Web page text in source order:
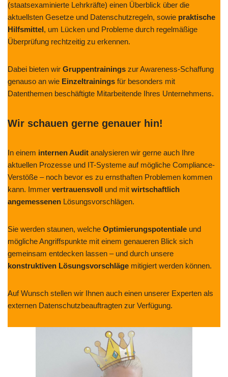
(staatsexaminierte Lehrkräfte) einen Überblick über die
aktuellsten Gesetze und Datenschutzregeln, sowie praktische
Hilfsmittel, um Lücken und Probleme durch regelmäßige
Überprüfung rechtzeitig zu erkennen.
Dabei bieten wir Gruppentrainings zur Awareness-Schaffung
genauso an wie Einzeltrainings für besonders mit
Datenthemen beschäftigte Mitarbeitende Ihres Unternehmens.
Wir schauen gerne genauer hin!
In einem internen Audit analysieren wir gerne auch Ihre
aktuellen Prozesse und IT-Systeme auf mögliche Compliance-
Verstöße – noch bevor es zu ernsthaften Problemen kommen
kann. Immer vertrauensvoll und mit wirtschaftlich
angemessenen Lösungsvorschlägen.
Sie werden staunen, welche Optimierungspotentiale und
mögliche Angriffspunkte mit einem genaueren Blick sich
gemeinsam entdecken lassen – und durch unsere
konstruktiven Lösungsvorschläge mitigiert werden können.
Auf Wunsch stellen wir Ihnen auch einen unserer Experten als
externen Datenschutzbeauftragten zur Verfügung.